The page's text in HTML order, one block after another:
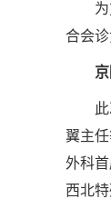
合会
翼主
外科
西北